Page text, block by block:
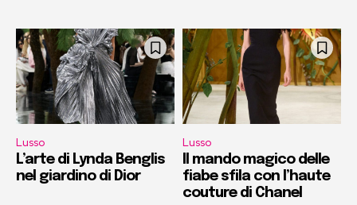
Lusso
L’arte di Lynda Benglis
nel giardino di Dior
Lusso
Il mando magico delle
fiabe sfila con l’haute
couture di Chanel